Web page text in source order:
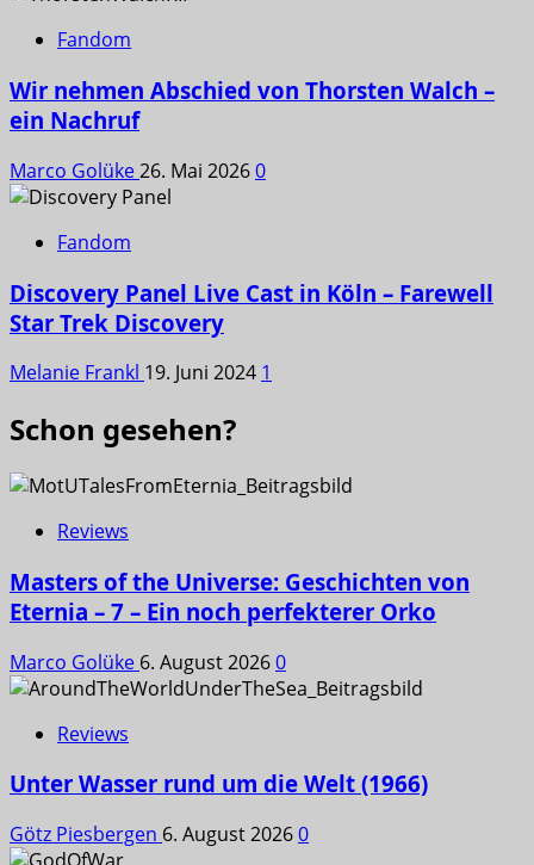
Fandom
Wir nehmen Abschied von Thorsten Walch –
ein Nachruf
Marco Golüke26. Mai 20260
Fandom
Discovery Panel Live Cast in Köln – Farewell
Star Trek Discovery
Melanie Frankl 19. Juni 2024 1
Schon gesehen?
Reviews
Masters of the Universe: Geschichten von
Eternia – 7 – Ein noch perfekterer Orko
Marco Golüke 6. August 20260
Reviews
Unter Wasser rund um die Welt (1966)
Götz Piesbergen 6. August 20260